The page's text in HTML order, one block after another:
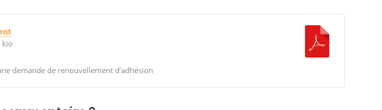
kio
demande de renouvellement d’adhésion